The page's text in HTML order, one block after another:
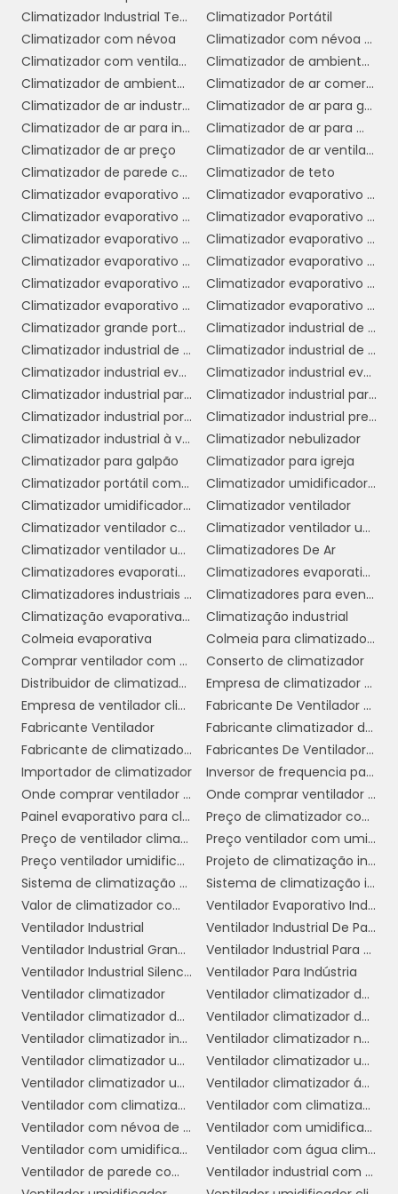
permitindo que sejam facilmente movidos de
um ambiente para outro conforme necessário.
Essa flexibilidade é ideal para empresas que
precisam de soluções de resfriamento
temporárias em diferentes áreas.
Facilidade de Manutenção:A
manutenção dos climatizadores é geralmente
simples e pode ser realizada facilmente. A
limpeza dos filtros e a troca da água são tarefas
que podem ser feitas pelo próprio usuário,
garantindo que o equipamento funcione de
forma eficiente por mais tempo.
Custo Acessível:
Os climatizadores de ar
ventilador costumam ter um custo inicial mais
baixo em comparação com os sistemas de ar-
condicionado. Isso os torna uma opção atraente
para pequenos e médios negócios que desejam
implementar soluções de climatização sem
grandes investimentos.
Redução de Ruído:Em geral, os
climatizadores operam de maneira mais
silenciosa do que os condicionadores de ar. Isso
é especialmente importante em ambientes
comerciais, onde o conforto e a concentração
dos funcionários e clientes são fundamentais.
Em resumo, as vantagens do climatizador de
ar ventilador o tornam uma escolha
inteligente para empresas que buscam
conforto, eficiência energética e uma melhor
qualidade do ar. Esses benefícios não apenas
melhoram a experiência dos usuários, mas
também podem contribuir para um ambiente
de trabalho mais produtivo e saudável.
COMO ESCOLHER O
CLIMATIZADOR DE AR
VENTILADOR IDEAL
Escolher o climatizador de ar ventilador ideal
para o seu ambiente comercial pode parecer
uma tarefa desafiadora, mas com algumas
diretrizes e considerações, é possível
encontrar o modelo que melhor atende às
suas necessidades. Aqui estão algumas dicas
para ajudá-lo nessa escolha:
Determine a Área de Cobertura:Antes
de tudo, é fundamental saber a área que você
deseja climatizar. Climatizadores de ar têm
diferentes capacidades de resfriamento, então
verifique as especificações do fabricante para
garantir que o modelo escolhido seja adequado
Climatizador Industrial Teto
Climatizador Portátil
Climatizador com névoa
Climatizador com névoa de água
Climatizador com ventilador
Climatizador de ambiente industrial
Climatizador de ambientes comerciais
Climatizador de ar comercial
Climatizador de ar industrial
Climatizador de ar para galpão
Climatizador de ar para indústria
Climatizador de ar para mercado
Climatizador de ar preço
Climatizador de ar ventilador
Climatizador de parede comercial
Climatizador de teto
Climatizador evaporativo comercial
Climatizador evaporativo comercial preço
Climatizador evaporativo de ar
Climatizador evaporativo de parede
Climatizador evaporativo de parede preço
Climatizador evaporativo de teto
Climatizador evaporativo industrial
Climatizador evaporativo industrial portátil
Climatizador evaporativo para academia
Climatizador evaporativo portátil
Climatizador evaporativo portátil preço
Climatizador evaporativo valor
Climatizador grande portátil
Climatizador industrial de ar
Climatizador industrial de parede
Climatizador industrial de parede preço
Climatizador industrial evaporativo
Climatizador industrial evaporativo de ambientes portátil
Climatizador industrial para galpão
Climatizador industrial para igrejas
Climatizador industrial portátil
Climatizador industrial preço
Climatizador industrial à venda
Climatizador nebulizador
Climatizador para galpão
Climatizador para igreja
Climatizador portátil com água
Climatizador umidificador industrial
Climatizador umidificador ventilador
Climatizador ventilador
Climatizador ventilador com água
Climatizador ventilador umidificador de ar
Climatizador ventilador umidificador de parede a água
Climatizadores De Ar
Climatizadores evaporativo comercial e industrial
Climatizadores evaporativos
Climatizadores industriais portáteis
Climatizadores para eventos
Climatização evaporativa industrial
Climatização industrial
Colmeia evaporativa
Colmeia para climatizador preço
Comprar ventilador com climatizador
Conserto de climatizador
Distribuidor de climatizador evaporativo
Empresa de climatizador evaporativo
Empresa de ventilador climatizador industrial
Fabricante De Ventilador Climatizador Umidificador
Fabricante Ventilador
Fabricante climatizador de ar
Fabricante de climatizador industrial
Fabricantes De Ventiladores Industriais
Importador de climatizador
Inversor de frequencia para climatizador
Onde comprar ventilador climatizador
Onde comprar ventilador climatizador em sp
Painel evaporativo para climatizador
Preço de climatizador com névoa
Preço de ventilador climatizador industrial
Preço ventilador com umidificador
Preço ventilador umidificador climatizador
Projeto de climatização industrial
Sistema de climatização evaporativa
Sistema de climatização industrial
Valor de climatizador com névoa
Ventilador Evaporativo Industrial
Ventilador Industrial
Ventilador Industrial De Parede
Ventilador Industrial Grande
Ventilador Industrial Para Galpão
Ventilador Industrial Silencioso
Ventilador Para Indústria
Ventilador climatizador
Ventilador climatizador de ar
Ventilador climatizador de coluna
Ventilador climatizador de parede
Ventilador climatizador industrial
Ventilador climatizador nebulizador aspersor de água
Ventilador climatizador umidificador
Ventilador climatizador umidificador industrial
Ventilador climatizador umidificador parede industrial
Ventilador climatizador água
Ventilador com climatizador
Ventilador com climatizador de água
Ventilador com névoa de água preço
Ventilador com umidificador
Ventilador com umidificador industrial
Ventilador com água climatizador
Ventilador de parede com climatizador
Ventilador industrial com umidificador